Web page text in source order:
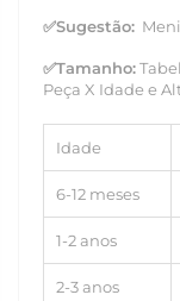
✅Sugestão:
✅Tamanho:
Peça X Idade e
Idade
6-12 meses
1-2 anos
2-3 anos